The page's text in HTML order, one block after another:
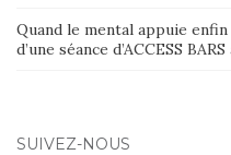
Quand le mental appuie
d’une séance d’ACCESS
SUIVEZ-NOUS